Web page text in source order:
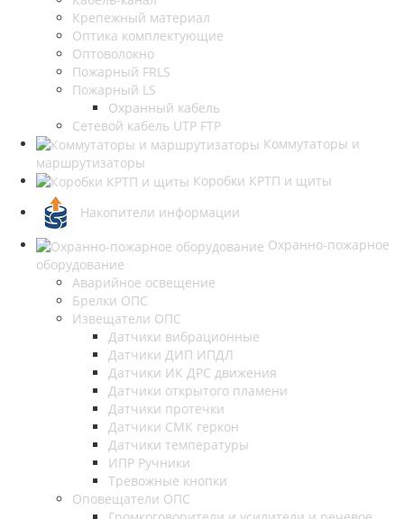
Крепежный материал
Оптика комплектующие
Оптоволокно
Пожарный FRLS
Пожарный LS
Охранный кабель
Сетевой кабель UTP FTP
Коммутаторы и
маршрутизаторы
Коробки КРТП и щиты
Накопители информации
Охранно-пожарное
оборудование
Аварийное освещение
Брелки ОПС
Извещатели ОПС
Датчики вибрационные
Датчики ДИП ИПДЛ
Датчики ИК ДРС движения
Датчики открытого пламени
Датчики протечки
Датчики СМК геркон
Датчики температуры
ИПР Ручники
Тревожные кнопки
Оповещатели ОПС